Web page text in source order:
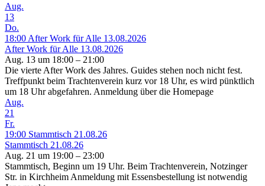
Aug.
13
Do.
18:00 After Work für Alle 13.08.2026
After Work für Alle 13.08.2026
Aug. 13 um 18:00 – 21:00
Die vierte After Work des Jahres. Guides stehen noch nicht fest.
Treffpunkt beim Trachtenverein kurz vor 18 Uhr, es wird pünktlich
um 18 Uhr abgefahren. Anmeldung über die Homepage
Aug.
21
Fr.
19:00 Stammtisch 21.08.26
Stammtisch 21.08.26
Aug. 21 um 19:00 – 23:00
Stammtisch, Beginn um 19 Uhr. Beim Trachtenverein, Notzinger
Str. in Kirchheim Anmeldung mit Essensbestellung ist notwendig